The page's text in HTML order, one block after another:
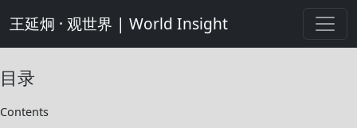
王延炯 · 观世界 | World Insight
目录
Contents